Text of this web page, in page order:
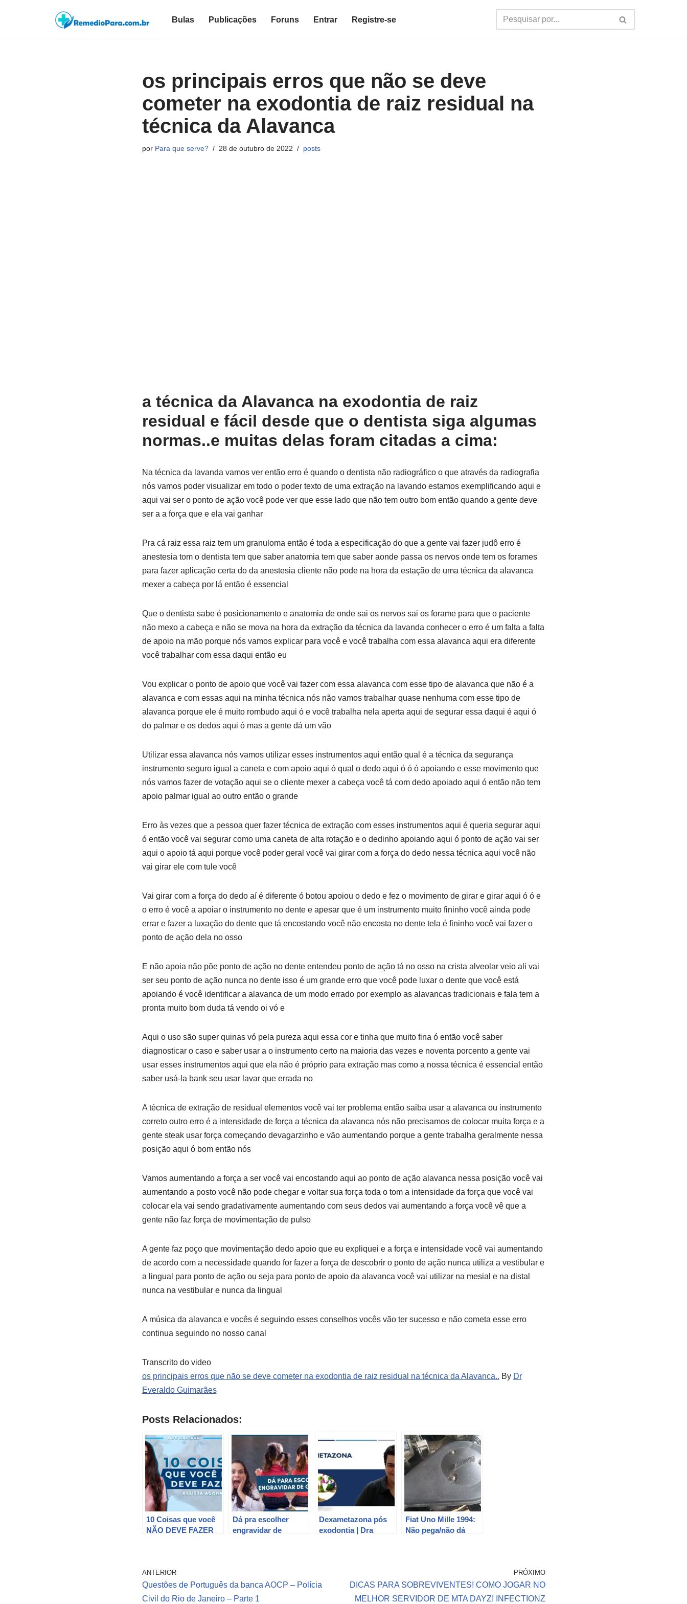
Bulas Publicações Foruns Entrar Registre-se
os principais erros que não se deve
cometer na exodontia de raiz residual na
técnica da Alavanca
por Para que serve? 28 de outubro de 2022 posts
a técnica da Alavanca na exodontia de raiz
residual e fácil desde que o dentista siga algumas
normas..e muitas delas foram citadas a cima:
Na técnica da lavanda vamos ver então erro é quando o dentista não radiográfico o que através da radiografia
nós vamos poder visualizar em todo o poder texto de uma extração na lavando estamos exemplificando aqui e
aqui vai ser o ponto de ação você pode ver que esse lado que não tem outro bom então quando a gente deve
ser a a força que e ela vai ganhar
Pra cá raiz essa raiz tem um granuloma então é toda a especificação do que a gente vai fazer judô erro é
anestesia tom o dentista tem que saber anatomia tem que saber aonde passa os nervos onde tem os forames
para fazer aplicação certa do da anestesia cliente não pode na hora da estação de uma técnica da alavanca
mexer a cabeça por lá então é essencial
Que o dentista sabe é posicionamento e anatomia de onde sai os nervos sai os forame para que o paciente
não mexo a cabeça e não se mova na hora da extração da técnica da lavanda conhecer o erro é um falta a falta
de apoio na mão porque nós vamos explicar para você e você trabalha com essa alavanca aqui era diferente
você trabalhar com essa daqui então eu
Vou explicar o ponto de apoio que você vai fazer com essa alavanca com esse tipo de alavanca que não é a
alavanca e com essas aqui na minha técnica nós não vamos trabalhar quase nenhuma com esse tipo de
alavanca porque ele é muito rombudo aqui ó e você trabalha nela aperta aqui de segurar essa daqui é aqui ó
do palmar e os dedos aqui ó mas a gente dá um vão
Utilizar essa alavanca nós vamos utilizar esses instrumentos aqui então qual é a técnica da segurança
instrumento seguro igual a caneta e com apoio aqui ó qual o dedo aqui ó ó ó apoiando e esse movimento que
nós vamos fazer de votação aqui se o cliente mexer a cabeça você tá com dedo apoiado aqui ó então não tem
apoio palmar igual ao outro então o grande
Erro às vezes que a pessoa quer fazer técnica de extração com esses instrumentos aqui é queria segurar aqui
ó então você vai segurar como uma caneta de alta rotação e o dedinho apoiando aqui ó ponto de ação vai ser
aqui o apoio tá aqui porque você poder geral você vai girar com a força do dedo nessa técnica aqui você não
vai girar ele com tule você
Vai girar com a força do dedo aí é diferente ó botou apoiou o dedo e fez o movimento de girar e girar aqui ó ó e
o erro é você a apoiar o instrumento no dente e apesar que é um instrumento muito fininho você ainda pode
errar e fazer a luxação do dente que tá encostando você não encosta no dente tela é fininho você vai fazer o
ponto de ação dela no osso
E não apoia não põe ponto de ação no dente entendeu ponto de ação tá no osso na crista alveolar veio ali vai
ser seu ponto de ação nunca no dente isso é um grande erro que você pode luxar o dente que você está
apoiando é você identificar a alavanca de um modo errado por exemplo as alavancas tradicionais e fala tem a
pronta muito bom duda tá vendo oi vó e
Aqui o uso são super quinas vó pela pureza aqui essa cor e tinha que muito fina ó então você saber
diagnosticar o caso e saber usar a o instrumento certo na maioria das vezes e noventa porcento a gente vai
usar esses instrumentos aqui que ela não é próprio para extração mas como a nossa técnica é essencial então
saber usá-la bank seu usar lavar que errada no
A técnica de extração de residual elementos você vai ter problema então saiba usar a alavanca ou instrumento
correto outro erro é a intensidade de força a técnica da alavanca nós não precisamos de colocar muita força e a
gente steak usar força começando devagarzinho e vão aumentando porque a gente trabalha geralmente nessa
posição aqui ó bom então nós
Vamos aumentando a força a ser você vai encostando aqui ao ponto de ação alavanca nessa posição você vai
aumentando a posto você não pode chegar e voltar sua força toda o tom a intensidade da força que você vai
colocar ela vai sendo gradativamente aumentando com seus dedos vai aumentando a força você vê que a
gente não faz força de movimentação de pulso
A gente faz poço que movimentação dedo apoio que eu expliquei e a força e intensidade você vai aumentando
de acordo com a necessidade quando for fazer a força de descobrir o ponto de ação nunca utiliza a vestibular e
a lingual para ponto de ação ou seja para ponto de apoio da alavanca você vai utilizar na mesial e na distal
nunca na vestibular e nunca da lingual
A música da alavanca e vocês é seguindo esses conselhos vocês vão ter sucesso e não cometa esse erro
continua seguindo no nosso canal
Transcrito do video
os principais erros que não se deve cometer na exodontia de raiz residual na técnica da Alavanca.. By Dr
Everaldo Guimarães
Posts Relacionados:
10 Coisas que você
NÃO DEVE FAZER
Dá pra escolher
engravidar de
Dexametazona pós
exodontia | Dra
Fiat Uno Mille 1994:
Não pega/não dá
ANTERIOR
Questões de Português da banca AOCP – Polícia
Civil do Rio de Janeiro – Parte 1
PRÓXIMO
DICAS PARA SOBREVIVENTES! COMO JOGAR NO
MELHOR SERVIDOR DE MTA DAYZ! INFECTIONZ